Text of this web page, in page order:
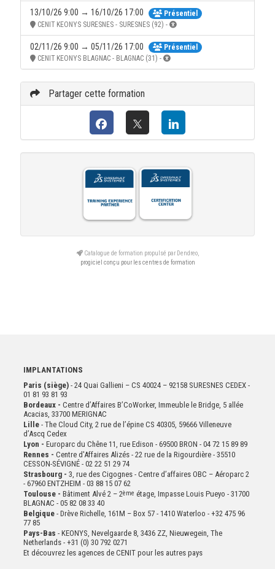
13:00 → 17:00
13/10/26 9:00 → 16/10/26 17:00
Présentiel
CENIT KEONYS SURESNES - SURESNES (92) -
02/11/26 9:00 → 05/11/26 17:00
Présentiel
CENIT KEONYS BLAGNAC - BLAGNAC (31) -
Partager cette formation
Catalogue de formation propulsé par Dendreo,
progiciel conçu pour les centres de formation
IMPLANTATIONS
Paris (siège) - 24 Quai Gallieni – CS 40024 – 92158 SURESNES CEDEX -
01 81 93 81 93
Bordeaux - Centre d’Affaires B’CoWorker, Immeuble le Bridge, 5 allée
Acacias, 33700 MERIGNAC
Lille- The Cloud City, 2 rue de l’épine CS 40305, 59666 Villeneuve
d’Ascq Cedex
Lyon - Europarc du Chêne 11, rue Edison - 69500 BRON - 04 72 15 89 89
Rennes - Centre d'Affaires Alizés - 22 rue de la Rigourdière - 35510
CESSON-SÉVIGNÉ - 02 22 51 29 74
Strasbourg - 3, rue des Cigognes - Centre d’affaires OBC – Aéroparc 2
- 67960 ENTZHEIM - 03 88 15 07 62
Toulouse - Bâtiment Alvé 2 – 2ème étage, Impasse Louis Pueyo - 31700
BLAGNAC - 05 82 08 33 40
Belgique- Drève Richelle, 161M – Box 57 - 1410 Waterloo - +32 475 96
77 85
Pays-Bas - KEONYS, Nevelgaarde 8, 3436 ZZ, Nieuwegein, The
Netherlands - +31 (0) 30 792 0271
Et découvrez les agences de CENIT pour les autres pays